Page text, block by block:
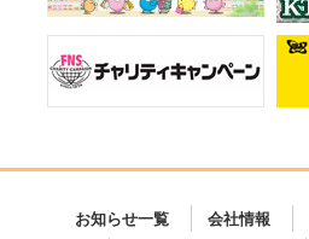
お知らせ一覧 会社情報